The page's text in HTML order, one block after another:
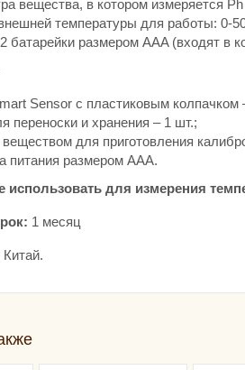
вещества, в котором измеряется Ph
температуры для работы: 0-
батарейки размером AAA (входят в
Sensor с пластиковым колпачком
переноски и хранения – 1 шт.;
веществом для приготовления
питания размером AAA.
для измерения
1 месяц
Китай.